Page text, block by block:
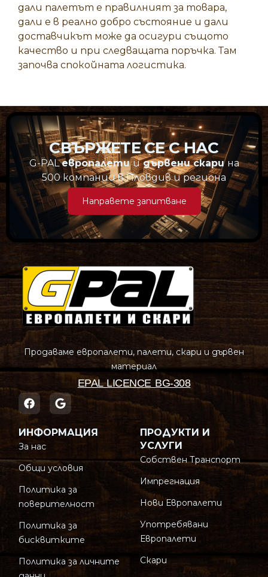
дали палетът е правилният за товара,
дали е в реално добро състояние и дали
доставчикът може да осигури същото
качество и при следващата поръчка. Там
започва спокойната логистика.
СВЪРЖЕТЕ СЕ С НАС
G-PALевропалетиидървени скарина
500 компании в Пловдив и региона
Направете запитване
Продаваме европалети, палети, скари и дървен
материал
EPAL LICENCE BG-308
ИНФОРМАЦИЯ
За нас
Общи условия
Политика за
поверителност
Политика за
бисквитките
Политика за личните
ПРОДУКТИ И
УСЛУГИ
Собствен Транспорт
Импрегнация
Нови Европалети
Употребявани
Европалети
Скари